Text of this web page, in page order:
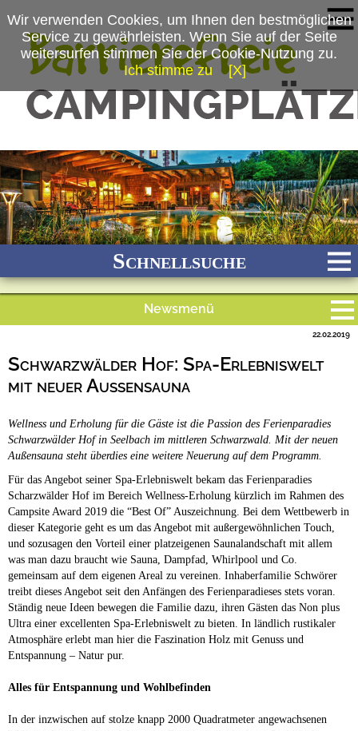
(c) Ferienparadies Schwarzwälder Hof
Schnellsuche
Ganzjährig geöffnet
Newsmenü
Campingplätze
Touristik
Schwarzwälder Hof: Spa-Erlebniswelt
mit neuer Aussensauna
22.02.2019
Wellness und Erholung für die Gäste ist die Passion des Ferienparadies
Schwarzwälder Hof in Seelbach im mittleren Schwarzwald. Mit der neuen
Außensauna steht überdies eine weitere Neuerung auf dem Programm.
Für das Angebot seiner Spa-Erlebniswelt bekam das Ferienparadies
Scharzwälder Hof im Bereich Wellness-Erholung kürzlich im Rahmen des
Campsite Award 2019 die “Best Of” Auszeichnung. Bei dem Wettbewerb in
dieser Kategorie geht es um das Angebot mit außergewöhnlichen Touch,
und sozusagen den Vorteil einer platzeigenen Saunalandschaft mit allem
was man dazu braucht wie Sauna, Dampfad, Whirlpool und Co.
gemeinsam auf dem eigenen Areal zu vereinen. Inhaberfamilie Schwörer
treibt dieses Angebot seit den Anfängen des Ferienparadieses stets voran.
Ständig neue Ideen bewegen die Familie dazu, ihren Gästen das Non plus
Ultra einer excellenten Spa-Erlebniswelt zu bieten. In ländlich rustikaler
Atmosphäre erlebt man hier die Faszination Holz mit Genuss und
Entspannung – Natur pur.
Alles für Entspannung und Wohlbefinden
In der inzwischen auf stolze knapp 2000 Quadratmeter angewachsenen
Wir verwenden Cookies, um Ihnen den bestmöglichen
Service zu gewährleisten. Wenn Sie auf der Seite
weitersurfen stimmen Sie der Cookie-Nutzung zu.
Ich stimme zu
[X]